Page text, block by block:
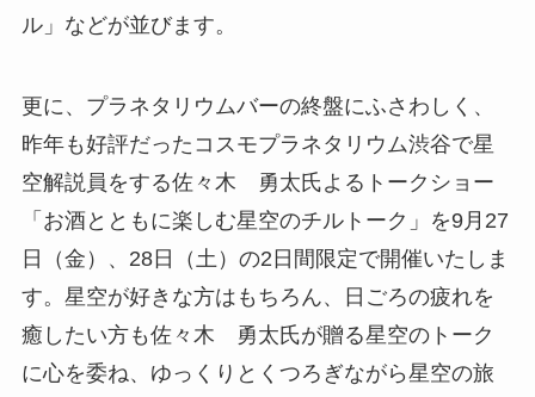
ル」などが並びます。
更に、プラネタリウムバーの終盤にふさわしく、
昨年も好評だったコスモプラネタリウム渋谷で星
空解説員をする佐々木 勇太氏よるトークショー
「お酒とともに楽しむ星空のチルトーク」を9月27
日（金）、28日（土）の2日間限定で開催いたしま
す。星空が好きな方はもちろん、日ごろの疲れを
癒したい方も佐々木 勇太氏が贈る星空のトーク
に心を委ね、ゆっくりとくつろぎながら星空の旅